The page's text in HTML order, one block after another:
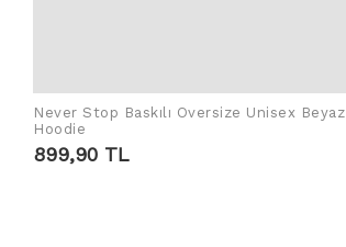
Never Stop Baskılı Oversize Unisex Beyaz
Hoodie
899,90 TL